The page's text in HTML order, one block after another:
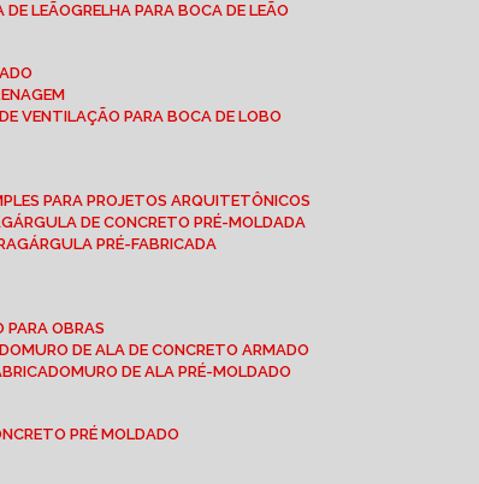
DE LEÃO
GRELHA PARA BOCA DE LEÃO
DE VENTILAÇÃO PARA BOCA DE LOBO
PARA PROJETOS ARQUITETÔNICOS
GÁRGULA DE CONCRETO PRÉ-MOLDADA
GÁRGULA PRÉ-FABRICADA
PARA OBRAS
MURO DE ALA DE CONCRETO ARMADO
MURO DE ALA PRÉ-MOLDADO
PRÉ MOLDADO